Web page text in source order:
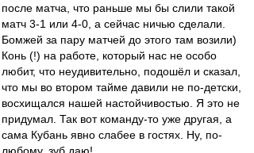
после матча, что раньше мы бы слили такой
матч 3-1 или 4-0, а сейчас ничью сделали.
Бомжей за пару матчей до этого там возили)
Конь (!) на работе, который нас не особо
любит, что неудивительно, подошёл и сказал,
что мы во втором тайме давили не по-детски,
восхищался нашей настойчивостью. Я это не
придумал. Так вот команду-то уже другая, а
сама Кубань явно слабее в гостях. Ну, по-